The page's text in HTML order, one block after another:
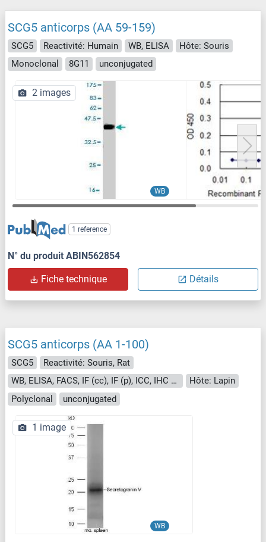
SCG5 anticorps (AA 59-159)
SCG5 Reactivité: Humain WB, ELISA
Hôte: Souris
Monoclonal
8G11 unconjugated
WB
2 images
1 reference
N° du produit ABIN562854
Fiche technique Détails
SCG5 anticorps (AA 1-100)
SCG5
Reactivité: Souris, Rat
WB, ELISA, FACS, IF (cc), IF (p), ICC, IHC (fro), IHC (p)
Hôte: Lapin
Polyclonal
unconjugated
WB
1 image